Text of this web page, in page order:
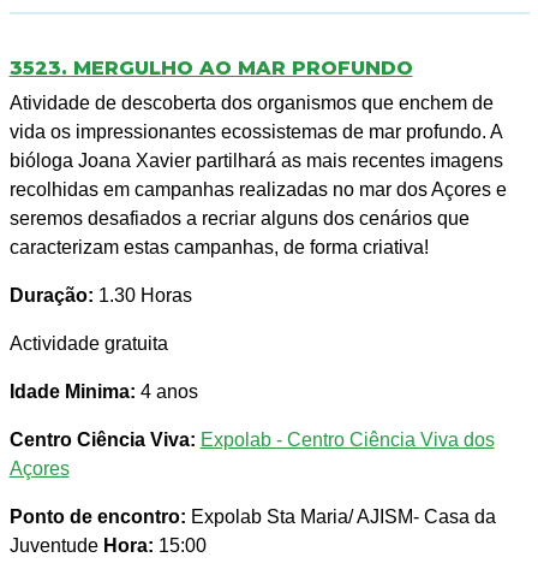
3523. MERGULHO AO MAR PROFUNDO
Atividade de descoberta dos organismos que enchem de
vida os impressionantes ecossistemas de mar profundo. A
bióloga Joana Xavier partilhará as mais recentes imagens
recolhidas em campanhas realizadas no mar dos Açores e
seremos desafiados a recriar alguns dos cenários que
caracterizam estas campanhas, de forma criativa!
Duração: 1.30 Horas
Actividade gratuita
Idade Minima: 4 anos
Centro Ciência Viva: Expolab - Centro Ciência Viva dos
Açores
Ponto de encontro: Expolab Sta Maria/ AJISM- Casa da
Juventude Hora: 15:00